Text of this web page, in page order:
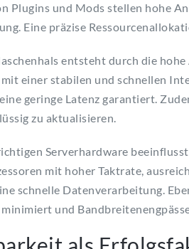
Plugins und Mods stellen hohe
Eine präzise
entsteht durch die
mit einer stabilen und schnellen
geringe Latenz garantiert.
zu aktualisieren.
Serverhardware
mit hoher Taktrate,
schnelle Datenverarbeitung.
und